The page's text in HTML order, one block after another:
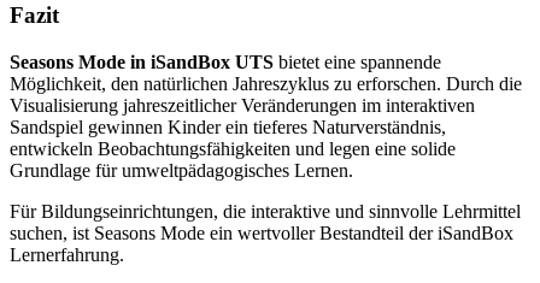
Fazit
Seasons Mode in iSandBox UTS bietet eine spannende
Möglichkeit, den natürlichen Jahreszyklus zu erforschen. Durch die
Visualisierung jahreszeitlicher Veränderungen im interaktiven
Sandspiel gewinnen Kinder ein tieferes Naturverständnis,
entwickeln Beobachtungsfähigkeiten und legen eine solide
Grundlage für umweltpädagogisches Lernen.
Für Bildungseinrichtungen, die interaktive und sinnvolle Lehrmittel
suchen, ist Seasons Mode ein wertvoller Bestandteil der iSandBox
Lernerfahrung.